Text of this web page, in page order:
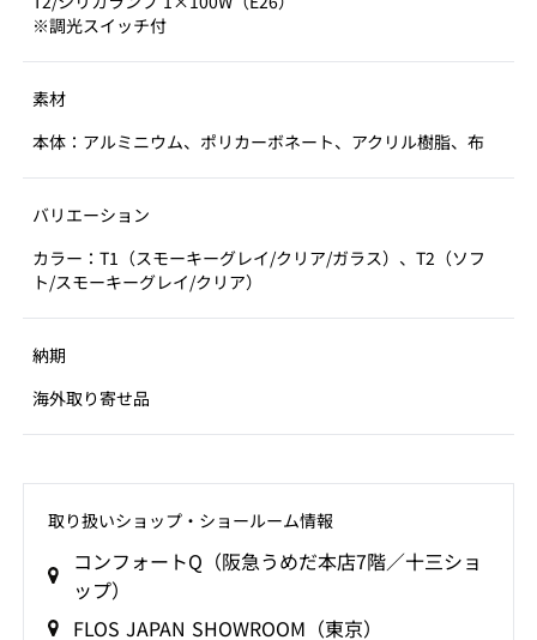
※調光スイッチ付
素材
本体：アルミニウム、ポリカーボネート、アクリル樹脂、布
バリエーション
カラー：T1（スモーキーグレイ/クリア/ガラス）、T2（ソフ
ト/スモーキーグレイ/クリア）
納期
海外取り寄せ品
取り扱いショップ‧ショールーム情報
コンフォートQ（阪急うめだ本店7階／十三ショ
ップ）
FLOS JAPAN SHOWROOM（東京）